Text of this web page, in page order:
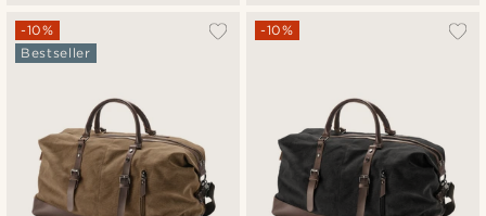
-10%
Bestseller
-10%